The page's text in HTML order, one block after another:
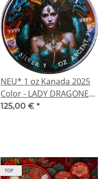
NEU* 1 oz Kanada 2025
Color - LADY DRAGONESS
- Die Lady & Ihr Drache -
125,00 € *
TOP